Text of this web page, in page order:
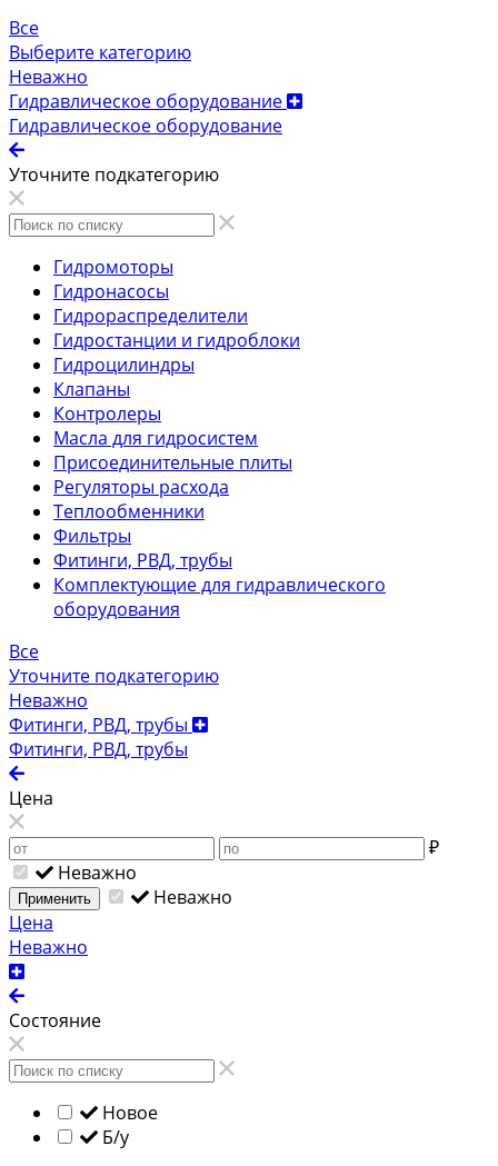
Все
Выберите категорию
Неважно
Гидравлическое оборудование
Гидравлическое оборудование
Уточните подкатегорию
Гидромоторы
Гидронасосы
Гидрораспределители
Гидростанции и гидроблоки
Гидроцилиндры
Клапаны
Контролеры
Масла для гидросистем
Присоединительные плиты
Регуляторы расхода
Теплообменники
Фильтры
Фитинги, РВД, трубы
Комплектующие для гидравлического
оборудования
Все
Уточните подкатегорию
Неважно
Фитинги, РВД, трубы
Фитинги, РВД, трубы
Цена
₽
Неважно
Применить
Неважно
Цена
Неважно
Состояние
Новое
Б/у